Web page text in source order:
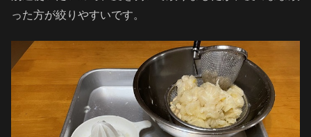
った方が絞りやすいです。